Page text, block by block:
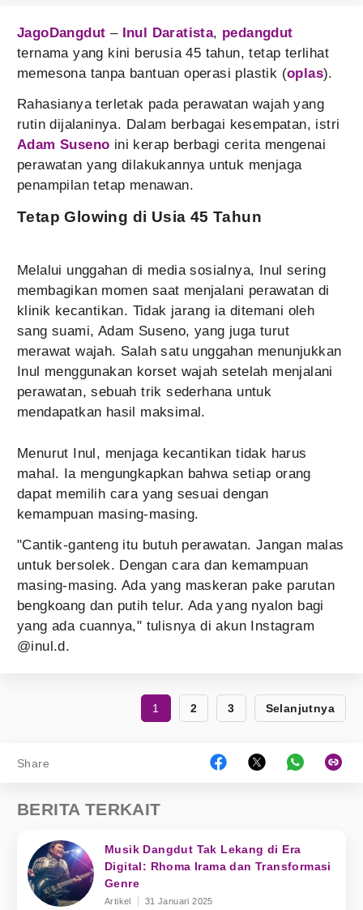
JagoDangdut – Inul Daratista, pedangdut
ternama yang kini berusia 45 tahun, tetap terlihat
memesona tanpa bantuan operasi plastik (oplas).
Rahasianya terletak pada perawatan wajah yang
rutin dijalaninya. Dalam berbagai kesempatan, istri
Adam Suseno ini kerap berbagi cerita mengenai
perawatan yang dilakukannya untuk menjaga
penampilan tetap menawan.
Tetap Glowing di Usia 45 Tahun
Melalui unggahan di media sosialnya, Inul sering
membagikan momen saat menjalani perawatan di
klinik kecantikan. Tidak jarang ia ditemani oleh
sang suami, Adam Suseno, yang juga turut
merawat wajah. Salah satu unggahan menunjukkan
Inul menggunakan korset wajah setelah menjalani
perawatan, sebuah trik sederhana untuk
mendapatkan hasil maksimal.
Menurut Inul, menjaga kecantikan tidak harus
mahal. Ia mengungkapkan bahwa setiap orang
dapat memilih cara yang sesuai dengan
kemampuan masing-masing.
"Cantik-ganteng itu butuh perawatan. Jangan malas
untuk bersolek. Dengan cara dan kemampuan
masing-masing. Ada yang maskeran pake parutan
bengkoang dan putih telur. Ada yang nyalon bagi
yang ada cuannya," tulisnya di akun Instagram
@inul.d.
1 2 3 Selanjutnya
Share
BERITA TERKAIT
Musik Dangdut Tak Lekang di Era
Digital: Rhoma Irama dan Transformasi
Genre
Artikel 31 Januari 2025